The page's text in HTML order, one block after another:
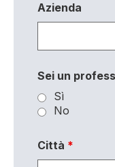
Azienda
Sei un
Sì
No
Città *